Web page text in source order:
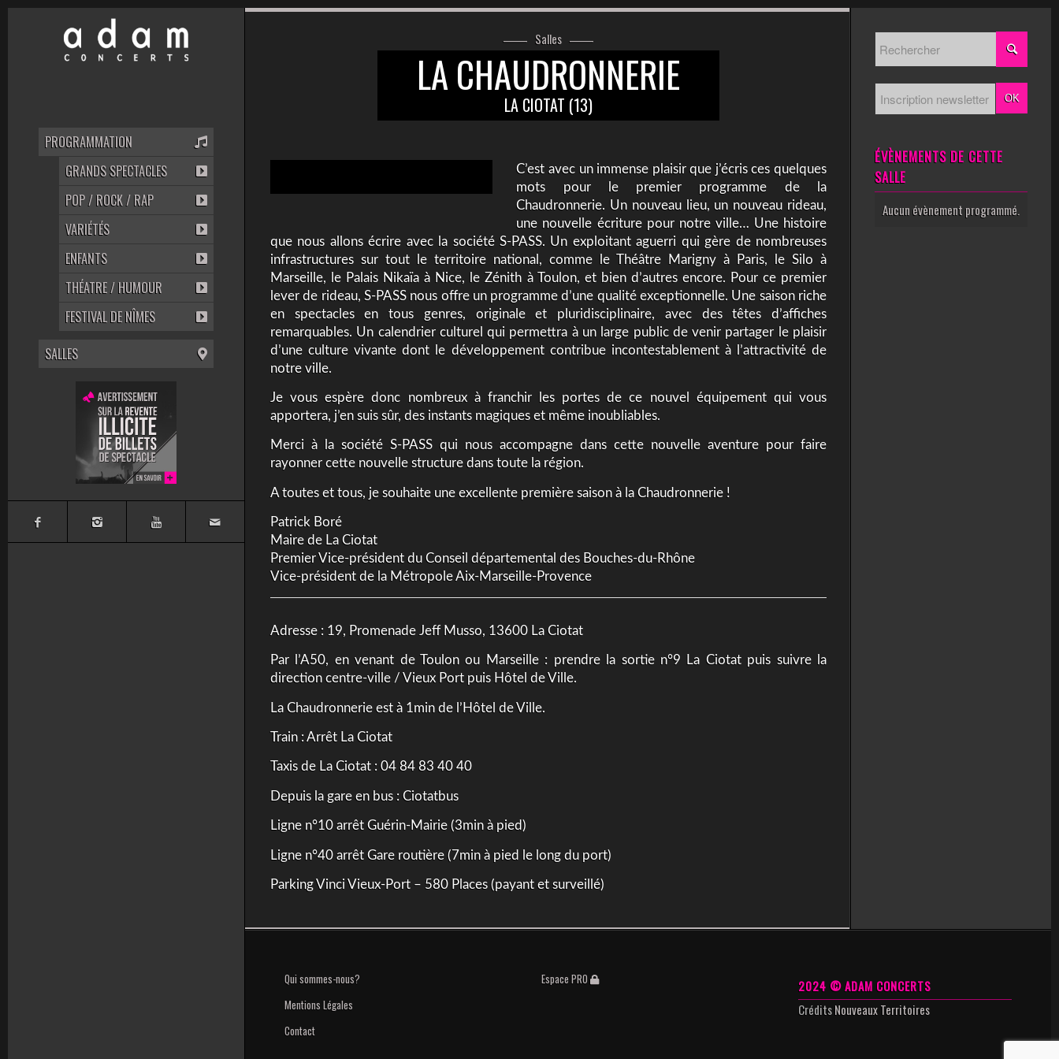
PROGRAMMATION
GRANDS SPECTACLES
POP / ROCK / RAP
VARIÉTÉS
ENFANTS
THÉATRE / HUMOUR
FESTIVAL DE NÎMES
SALLES
Salles
LA CHAUDRONNERIE
LA CIOTAT (13)
C’est avec un immense plaisir que j’écris ces quelques
mots pour le premier programme de la
Chaudronnerie. Un nouveau lieu, un nouveau rideau,
une nouvelle écriture pour notre ville… Une histoire
que nous allons écrire avec la société S-PASS. Un exploitant aguerri qui gère de nombreuses
infrastructures sur tout le territoire national, comme le Théâtre Marigny à Paris, le Silo à
Marseille, le Palais Nikaïa à Nice, le Zénith à Toulon, et bien d’autres encore. Pour ce premier
lever de rideau, S-PASS nous offre un programme d’une qualité exceptionnelle. Une saison riche
en spectacles en tous genres, originale et pluridisciplinaire, avec des têtes d’affiches
remarquables. Un calendrier culturel qui permettra à un large public de venir partager le plaisir
d’une culture vivante dont le développement contribue incontestablement à l’attractivité de
notre ville.
Je vous espère donc nombreux à franchir les portes de ce nouvel équipement qui vous
apportera, j’en suis sûr, des instants magiques et même inoubliables.
Merci à la société S-PASS qui nous accompagne dans cette nouvelle aventure pour faire
rayonner cette nouvelle structure dans toute la région.
A toutes et tous, je souhaite une excellente première saison à la Chaudronnerie !
Patrick Boré
Maire de La Ciotat
Premier Vice-président du Conseil départemental des Bouches-du-Rhône
Vice-président de la Métropole Aix-Marseille-Provence
Adresse : 19, Promenade Jeff Musso, 13600 La Ciotat
Par l’A50, en venant de Toulon ou Marseille : prendre la sortie n°9 La Ciotat puis suivre la
direction centre-ville / Vieux Port puis Hôtel de Ville.
La Chaudronnerie est à 1min de l’Hôtel de Ville.
Train : Arrêt La Ciotat
Taxis de La Ciotat : 04 84 83 40 40
Depuis la gare en bus : Ciotatbus
Ligne n°10 arrêt Guérin-Mairie (3min à pied)
Ligne n°40 arrêt Gare routière (7min à pied le long du port)
Parking Vinci Vieux-Port – 580 Places (payant et surveillé)
ÉVÈNEMENTS DE CETTE
SALLE
Aucun évènement programmé.
Qui sommes-nous?
Mentions Légales
Contact
Espace PRO
2024 © ADAM CONCERTS
CréditsNouveaux Territoires